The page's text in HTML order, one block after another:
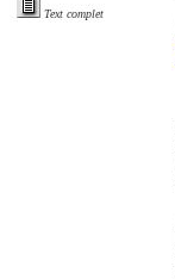
Text complet